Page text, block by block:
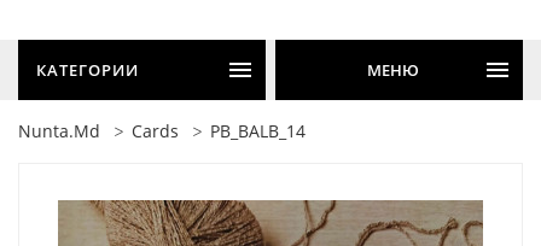
КАТЕГОРИИ МЕНЮ
Nunta.md Cards PB_BALB_14